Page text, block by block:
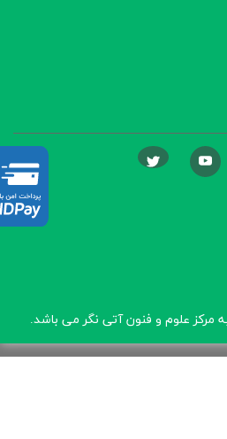
علوم و فنون آتی نگر می باشد.